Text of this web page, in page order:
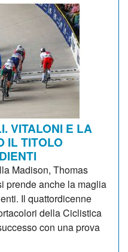
VITALONI E LA
IL TITOLO
Madison, Thomas
prende anche la maglia
Il quattordicenne
della Ciclistica
con una prova